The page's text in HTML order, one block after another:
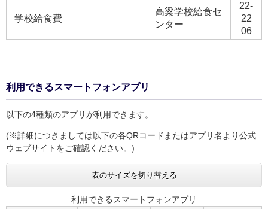
学校給食費
高梁学校給食セ
ンター
22-
22
06
利用できるスマートフォンアプリ
以下の4種類のアプリが利用できます。
(※詳細につきましては以下の各QRコードまたはアプリ名より公式
ウェブサイトをご確認ください。)
表のサイズを切り替える
利用できるスマートフォンアプリ